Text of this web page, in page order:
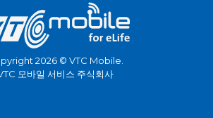
2026 © VTC Mobile.
모바일 서비스 주식회사